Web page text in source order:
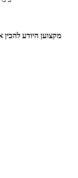
מקצוען היודע להכין